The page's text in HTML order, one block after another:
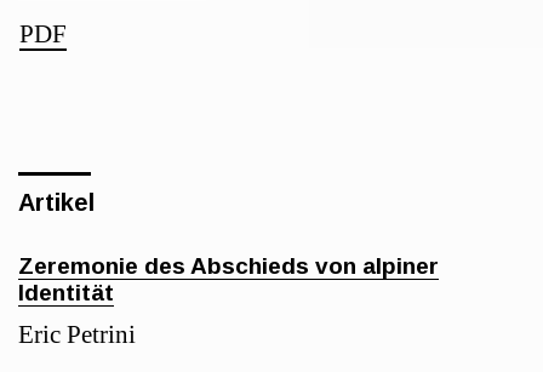
PDF
Artikel
Zeremonie des Abschieds von alpiner
Identität
Eric Petrini